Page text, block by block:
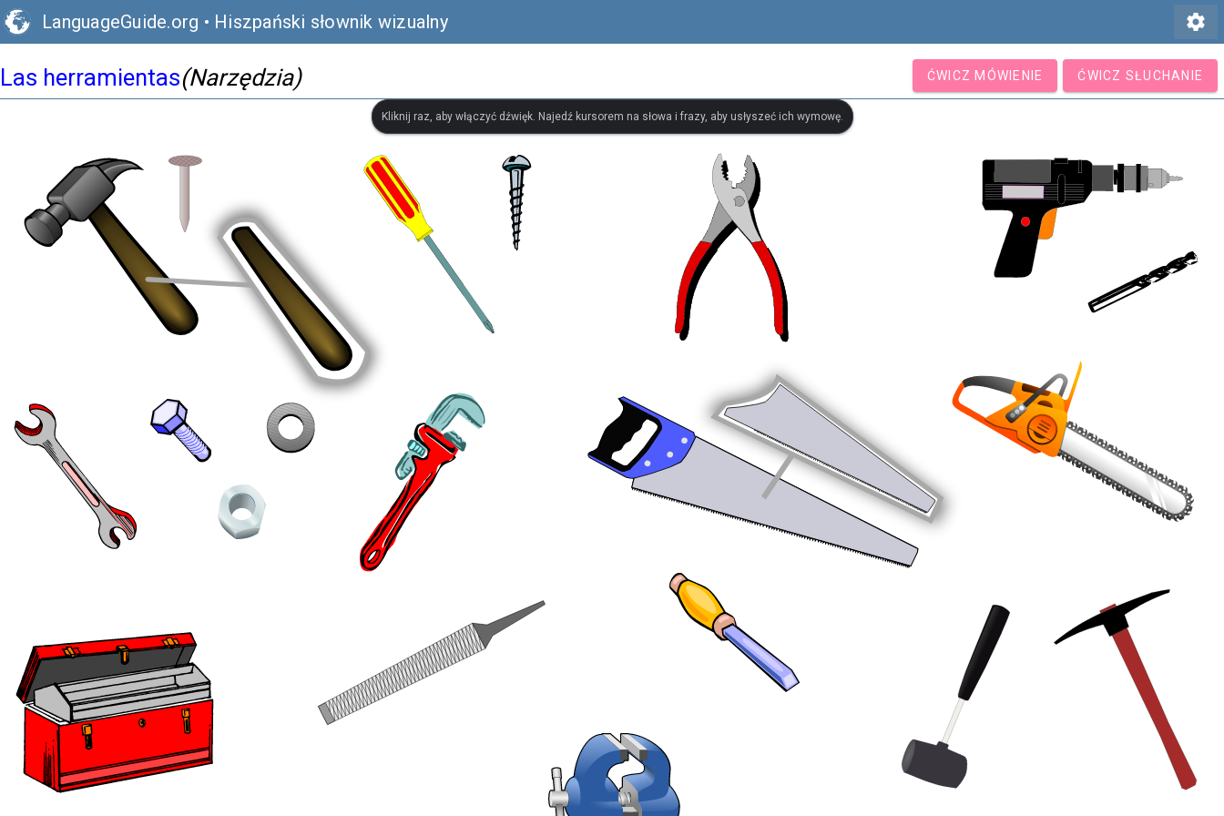
LanguageGuide.org • Hiszpański słownik wizualny settings
Las herramientas(Narzędzia) ĆWICZ MÓWIENIE ĆWICZ SŁUCHANIE
Kliknij raz, aby włączyć dźwięk. Najedź kursorem na słowa i frazy, aby usłyszeć ich wymowę.